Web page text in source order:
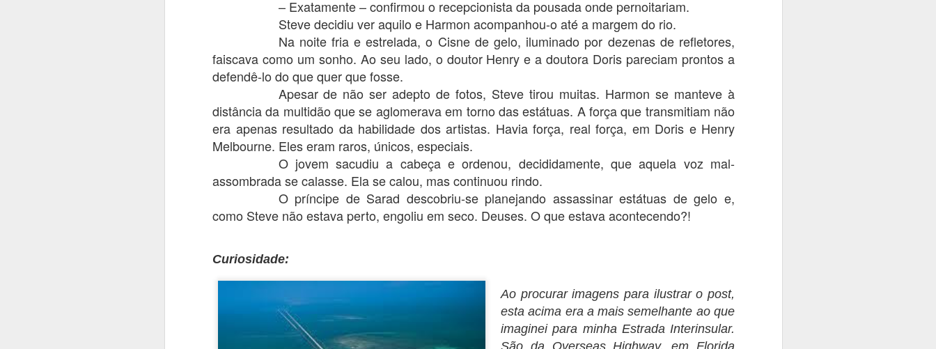
– Exatamente – confirmou o recepcionista da pousada onde pernoitariam.
Steve decidiu ver aquilo e Harmon acompanhou-o até a margem do rio.
Na noite fria e estrelada, o Cisne de gelo, iluminado por dezenas de refletores,
faiscava como um sonho. Ao seu lado, o doutor Henry e a doutora Doris pareciam prontos a
defendê-lo do que quer que fosse.
Apesar de não ser adepto de fotos, Steve tirou muitas. Harmon se manteve à
distância da multidão que se aglomerava em torno das estátuas. A força que transmitiam não
era apenas resultado da habilidade dos artistas. Havia força, real força, em Doris e Henry
Melbourne. Eles eram raros, únicos, especiais.
O jovem sacudiu a cabeça e ordenou, decididamente, que aquela voz mal-
assombrada se calasse. Ela se calou, mas continuou rindo.
O príncipe de Sarad descobriu-se planejando assassinar estátuas de gelo e,
como Steve não estava perto, engoliu em seco. Deuses. O que estava acontecendo?!
Curiosidade:
Ao procurar imagens para ilustrar o post,
esta acima era a mais semelhante ao que
imaginei para minha Estrada Interinsular.
São da Overseas Highway, em Florida
20
PRESENTE NÚMERO 12
Olá, tripulação!
Há notícias muito boas para vocês. A nova revisora está trabalhando
depressa. Consequências tem 44 capítulos e já estamos na revisão do
capítulo 22, ou seja, metade do caminho está andado.
Assim que eu melhorar do meu novo quadro viral demolidor (nem quis
saber o CPF do bicho atual, mas me entortou), vou adiantar os
"periféricos" do livro, tais como ISBN, sinopse (arg!), e a capa.
Só para o controle de vocês, o texto de hoje faz parte do capítulo 11.
APR PRESENTE NÚMERO 11
Boa noite, pessoal!
Sobre a revisão, tenho boas notícias: a revisora que trabalhou nos
Já fiz contato com outra pessoa muito querida que já iniciou a revisão!
Teremos novidades em breve.
APR PRESENTE NÚMERO 10